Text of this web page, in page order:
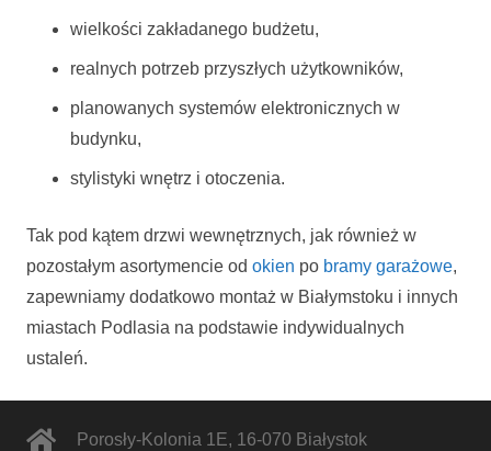
wielkości zakładanego budżetu,
realnych potrzeb przyszłych użytkowników,
planowanych systemów elektronicznych w
budynku,
stylistyki wnętrz i otoczenia.
Tak pod kątem drzwi wewnętrznych, jak również w
pozostałym asortymencie od okien po bramy garażowe,
zapewniamy dodatkowo montaż w Białymstoku i innych
miastach Podlasia na podstawie indywidualnych
ustaleń.
Porosły-Kolonia 1E, 16-070 Białystok